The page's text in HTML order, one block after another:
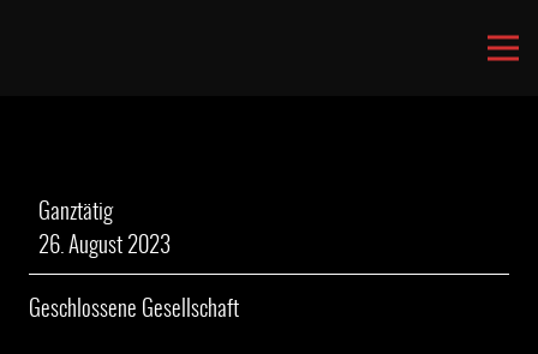
Geschlossene
Gesellschaft
Ganztätig
26. August 2023
Geschlossene Gesellschaft